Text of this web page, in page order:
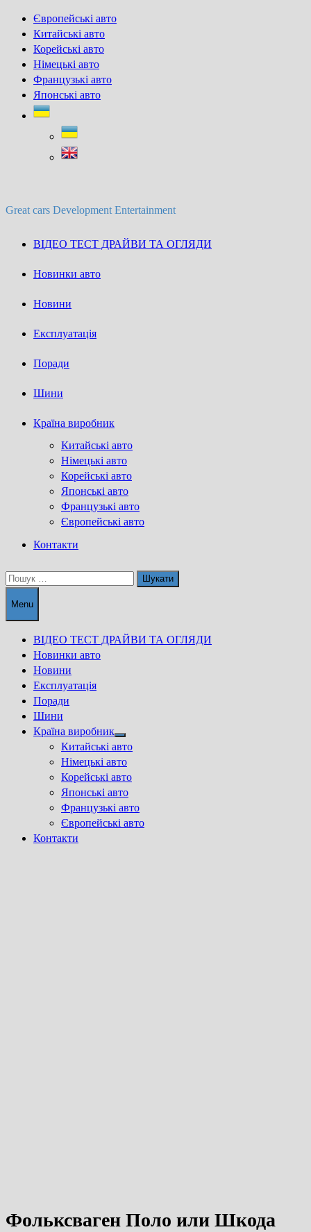
Skip
content
Європейські авто
Китайські авто
Корейські авто
Німецькі авто
Французькі авто
Японські авто
Great cars Development Entertainment
ВІДЕО ТЕСТ ДРАЙВИ ТА ОГЛЯДИ
Новинки авто
Новини
Експлуатація
Поради
Шини
Країна виробник
Китайські авто
Німецькі авто
Корейські авто
Японські авто
Французькі авто
Європейські авто
Контакти
Пошук:
Menu
ВІДЕО ТЕСТ ДРАЙВИ ТА ОГЛЯДИ
Новинки авто
Новини
Експлуатація
Поради
Шини
Країна виробник
Show
sub
menu
Китайські авто
Німецькі авто
Корейські авто
Японські авто
Французькі авто
Європейські авто
Контакти
Фольксваген Поло или Шкода